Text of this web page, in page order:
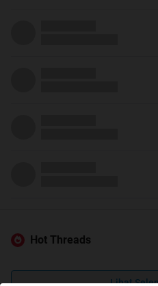
Hot Threads
Lihat